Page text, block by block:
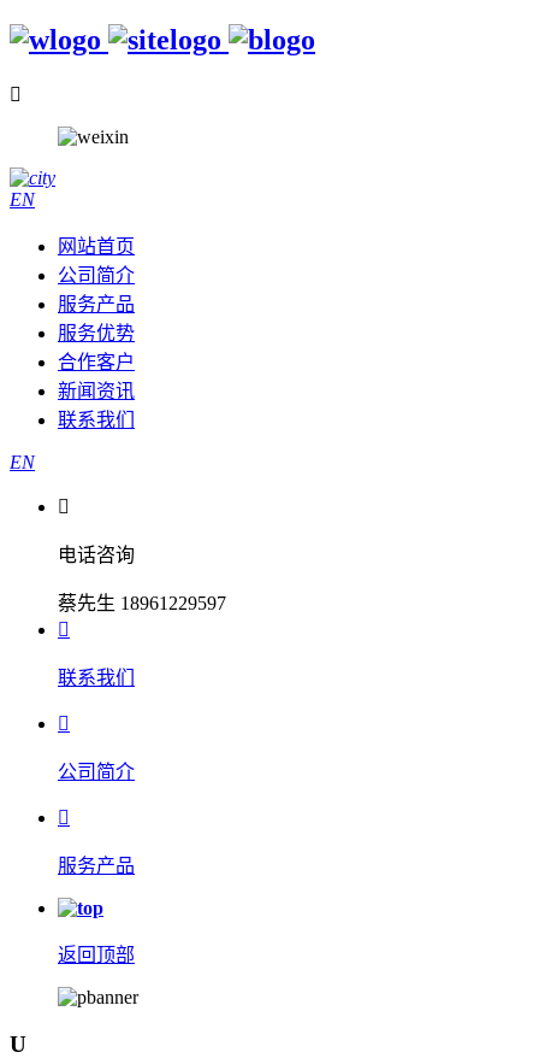

EN
网站首页
公司简介
服务产品
服务优势
合作客户
新闻资讯
联系我们
EN

电话咨询
蔡先生 18961229597

联系我们

公司简介

服务产品
返回顶部
U